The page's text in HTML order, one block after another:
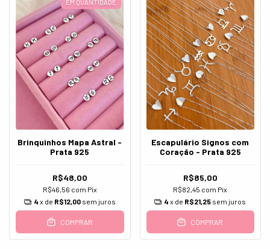
EM QUANTIDADE
Brinquinhos Mapa Astral -
Prata 925
R$48,00
R$46,56 com Pix
4 x de R$12,00 sem juros
COMPRAR
Escapulário Signos com
Coração - Prata 925
R$85,00
R$82,45 com Pix
4 x de R$21,25 sem juros
COMPRAR